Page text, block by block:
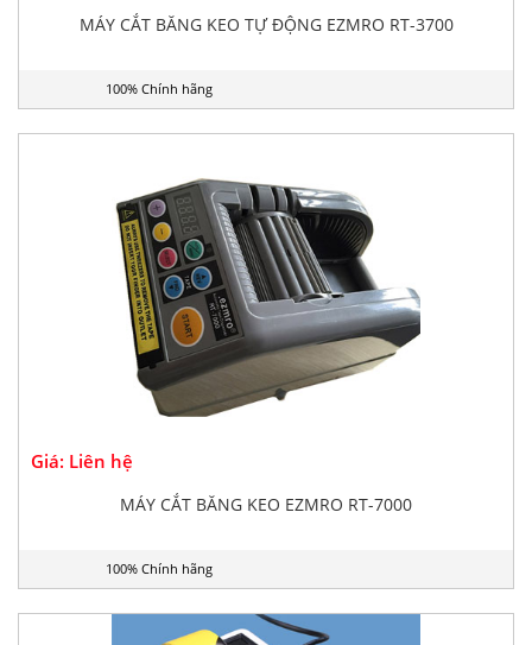
MÁY CẮT BĂNG KEO TỰ ĐỘNG EZMRO RT-3700
100% Chính hãng
Giá: Liên hệ
MÁY CẮT BĂNG KEO EZMRO RT-7000
100% Chính hãng